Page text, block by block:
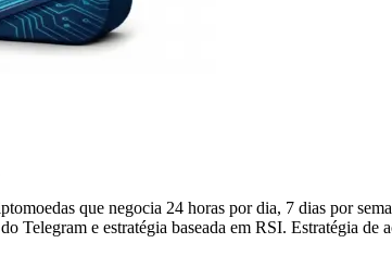
que negocia 24 horas por dia, 7 dias por
Telegram e estratégia baseada em RSI. Estratégia